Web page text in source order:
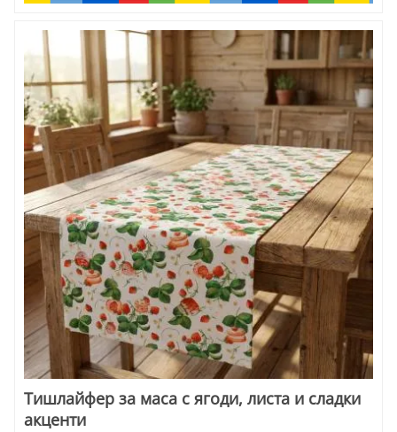
Тишлайфер за маса с ягоди, листа и сладки
акценти